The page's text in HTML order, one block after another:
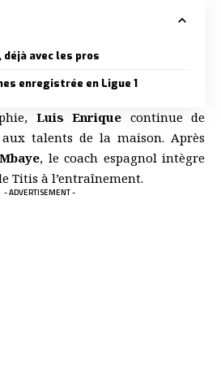
déjà avec les pros
enregistrée en Ligue 1
Luis Enrique continue de
talents de la maison. Après
Mbaye, le coach espagnol intègre
Titis à l’entraînement.
- ADVERTISEMENT -